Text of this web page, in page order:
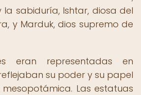
sabiduría, Ishtar, diosa del
y Marduk, dios supremo de
eran representadas en
su poder y su papel
Las estatuas